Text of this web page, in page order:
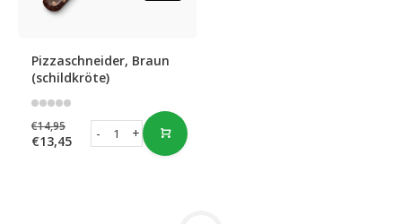
Pizzaschneider, Braun
(schildkröte)
€14,95
€13,45 +
-